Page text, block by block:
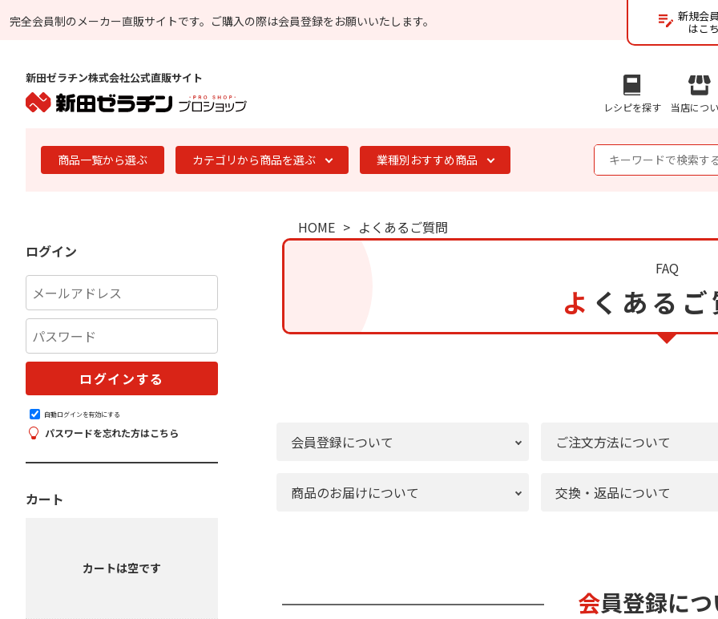
完全会員制のメーカー直販サイトです。 ご購入の際は会員登録をお願いいたします。
新規会
はこ
新田ゼラチン株式会社公式直販サイト
レシピを探す 当店につ
商品一覧から選ぶ カテゴリから商品を選ぶ 業種別おすすめ商品
ログイン
自動ログインを有効にする
パスワードを忘れた方はこちら
カート
カートは空です
HOME よくあるご質問
FAQ
よくある
会員登録について ご注文方法について
商品のお届けについて 交換・返品について
会員登録に